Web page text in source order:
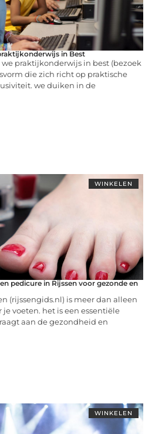
in Best
praktijkonderwijs in best (bezoek
die zich richt op praktische
we duiken in de
WINKELEN
pedicure in Rijssen voor gezonde en
(rijssengids.nl) is meer dan alleen
voeten. het is een essentiële
aan de gezondheid en
WINKELEN